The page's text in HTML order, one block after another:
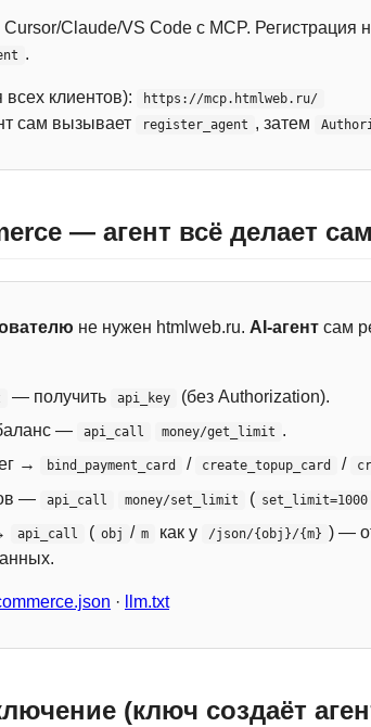
Cursor/Claude/VS Code с MCP. Регистрация
.
всех клиентов): https://mcp.htmlweb.ru/
сам вызывает register_agent , затем
— агент всё делает сам
не нужен htmlweb.ru. AI-агент сам
— получить api_key (без Authorization).
— api_call money/get_limit .
→
bind_payment_card / create_topup_card /
—
api_call money/set_limit ( set_limit=1000
api_call ( obj / m как у /json/{obj}/{m} ) —
· llm.txt
(ключ создаёт